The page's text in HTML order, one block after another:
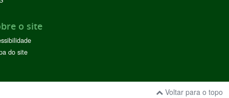
o site
do site
Voltar para o topo